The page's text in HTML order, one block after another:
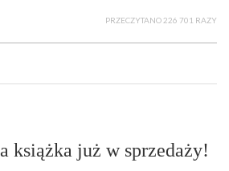
PRZECZYTANO 226 701 RAZY
książka już w sprzedaży!